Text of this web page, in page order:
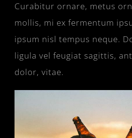
Curabitur ornare, metus
mollis, mi ex fermentum
ipsum nisl tempus neque.
ligula vel feugiat sagittis,
dolor, vitae.